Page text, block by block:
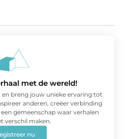
met de wereld!
en breng jouw unieke ervaring tot
anderen, creëer verbinding
gemeenschap waar verhalen
verschil maken.
nu